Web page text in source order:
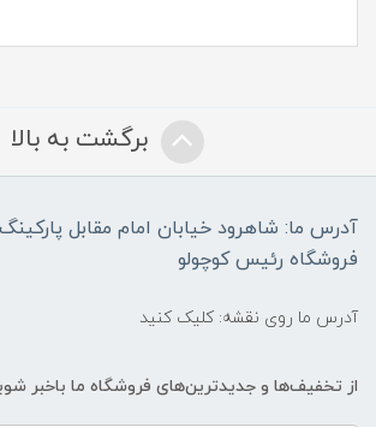
برگشت به بالا
آدرس ما: شاهرود خیابان امام مقابل
فروشگاه رئیس کوچولو
آدرس ما روی نقشه: کلیک کنید
از تخفیف‌ها و جدیدترین‌های فروشگاه ما باخبر